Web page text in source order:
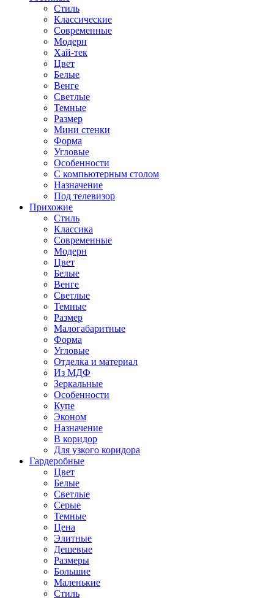
Стиль
Классические
Современные
Модерн
Хай-тек
Цвет
Белые
Венге
Светлые
Темные
Размер
Мини стенки
Форма
Угловые
Особенности
С компьютерным столом
Назначение
Под телевизор
Прихожие
Стиль
Классика
Современные
Модерн
Цвет
Белые
Венге
Светлые
Темные
Размер
Малогабаритные
Форма
Угловые
Отделка и материал
Из МДФ
Зеркальные
Особенности
Купе
Эконом
Назначение
В коридор
Для узкого коридора
Гардеробные
Цвет
Белые
Светлые
Серые
Темные
Цена
Элитные
Дешевые
Размеры
Большие
Маленькие
Стиль